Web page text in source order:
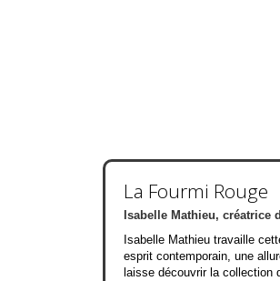
La Fourmi Rouge
Isabelle Mathieu, créatrice
Isabelle Mathieu travaille
esprit contemporain, une
laisse découvrir la collection